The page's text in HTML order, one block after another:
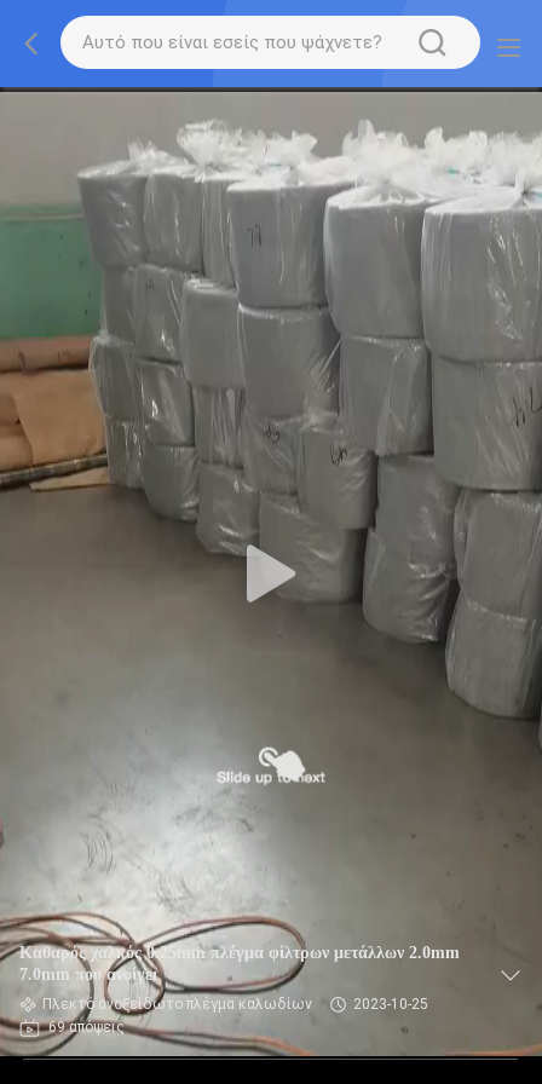
Καθαρός χαλκός 0.25mm πλέγμα φίλτρων μετάλλων 2.0mm
7.0mm που ανοίγει
Πλεκτό ανοξείδωτο πλέγμα καλωδίων
2023-10-25
69 απόψεις